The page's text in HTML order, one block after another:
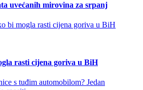
uvećanih mirovina za srpanj
rasti cijena goriva u BiH